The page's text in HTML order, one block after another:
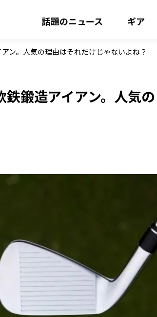
話題のニュース ギア
ン。人気の理由はそれだけじゃないよね？
鍛造アイアン。人気の